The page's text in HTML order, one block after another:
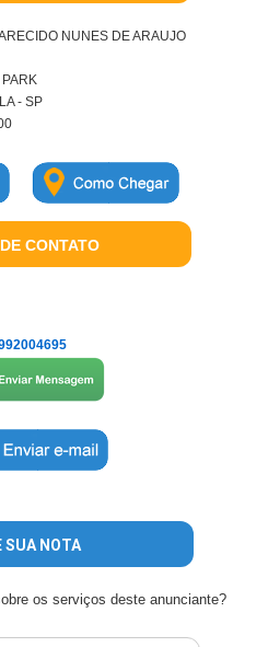
NUNES DE ARAUJO
- SP
CONTATO
SUA NOTA
os serviços deste anunciante?